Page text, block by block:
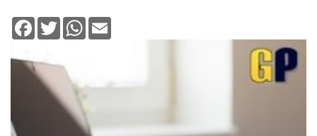
Facebook
TwitterWhatsApp